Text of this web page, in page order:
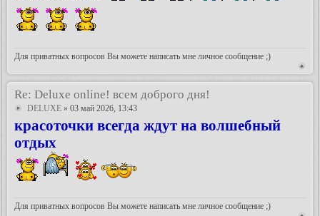
Для приватных вопросов Вы можете написать мне личное сообщение ;)
Re: Deluxe online! всем доброго дня!
DELUXE » 03 май 2026, 13:43
красоточки всегда ждут на волшебный
отдых
Для приватных вопросов Вы можете написать мне личное сообщение ;)